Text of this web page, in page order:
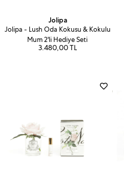
Jolipa
Jolipa - Lush Oda Kokusu & Kokulu
Mum 2'li Hediye Seti
3.480,00 TL